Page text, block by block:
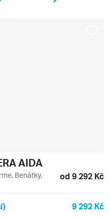
AIDA
Benátky,
od 9 292 Kč
9 292 Kč